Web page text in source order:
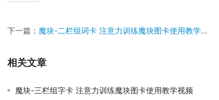
下一篇： 魔块-二栏组词卡 注意力训练魔块图卡使用教学视频
相关文章
魔块-三栏组字卡 注意力训练魔块图卡使用教学视频